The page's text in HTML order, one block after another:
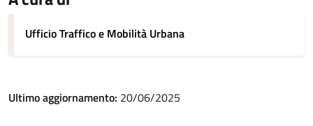
Ufficio Traffico e Mobilità Urbana
Ultimo aggiornamento: 20/06/2025